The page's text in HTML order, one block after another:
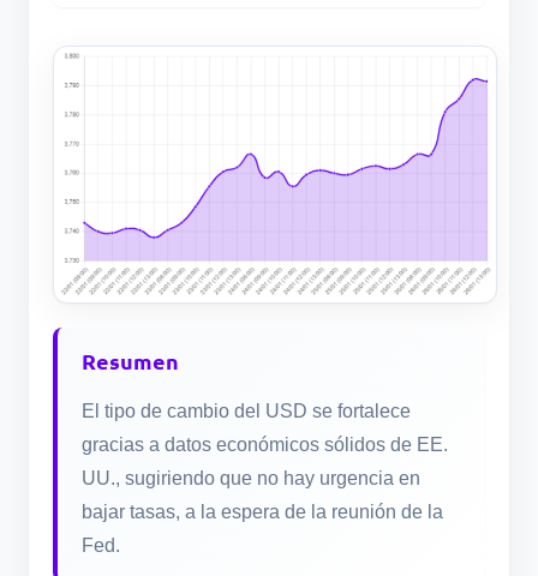
Resumen
El tipo de cambio del USD se fortalece
gracias a datos económicos sólidos de EE.
UU., sugiriendo que no hay urgencia en
bajar tasas, a la espera de la reunión de la
Fed.